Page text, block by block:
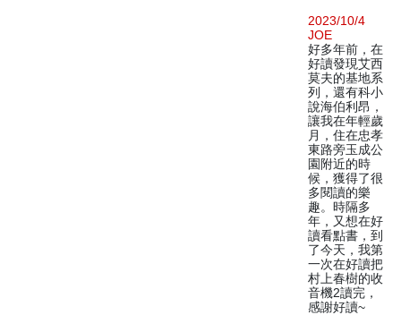
2023/10/4
JOE
好多年前，在
好讀發現艾西
莫夫的基地系
列，還有科小
說海伯利昂，
讓我在年輕歲
月，住在忠孝
東路旁玉成公
園附近的時
候，獲得了很
多閱讀的樂
趣。時隔多
年，又想在好
讀看點書，到
了今天，我第
一次在好讀把
村上春樹的收
音機2讀完，
感謝好讀~